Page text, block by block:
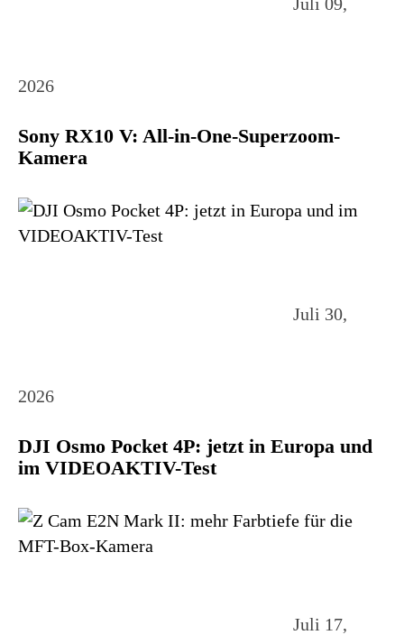
2026
Sony RX10 V: All-in-One-Superzoom-
Kamera
Juli 30,
2026
DJI Osmo Pocket 4P: jetzt in Europa und
im VIDEOAKTIV-Test
Juli 17,